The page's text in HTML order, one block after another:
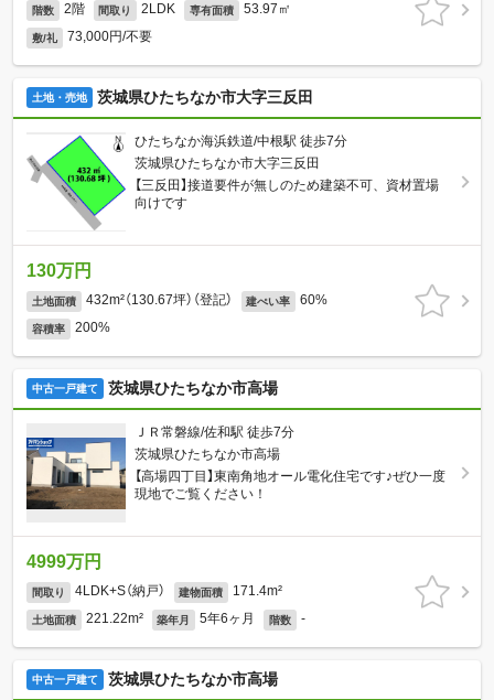
階数 2階 間取り 2LDK 専有面積 53.97㎡
敷/礼 73,000円/不要
土地・売地 茨城県ひたちなか市大字三反田
ひたちなか海浜鉄道/中根駅 徒歩7分
茨城県ひたちなか市大字三反田
【三反田】接道要件が無しのため建築不可、資材置場
向けです
130万円
土地面積 432m²（130.67坪）（登記） 建ぺい率 60%
容積率 200%
中古一戸建て 茨城県ひたちなか市高場
ＪＲ常磐線/佐和駅 徒歩7分
茨城県ひたちなか市高場
【高場四丁目】東南角地オール電化住宅です♪ぜひ一度
現地でご覧ください！
4999万円
間取り 4LDK+S（納戸） 建物面積 171.4m²
土地面積 221.22m² 築年月 5年6ヶ月 階数 -
中古一戸建て 茨城県ひたちなか市高場